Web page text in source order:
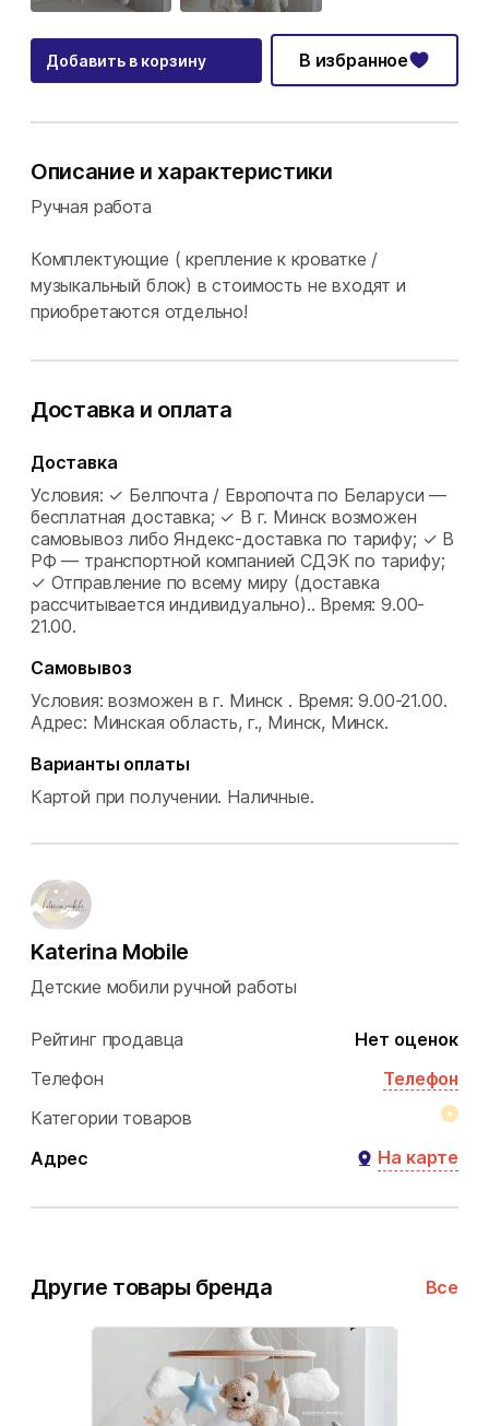
Добавить в корзину В избранное
Описание и характеристики
Ручная работа
Комплектующие ( крепление к кроватке /
музыкальный блок) в стоимость не входят и
приобретаются отдельно!
Доставка и оплата
Доставка
Условия: ✓ Белпочта / Европочта по Беларуси —
бесплатная доставка; ✓ В г. Минск возможен
самовывоз либо Яндекс-доставка по тарифу; ✓ В
РФ — транспортной компанией СДЭК по тарифу;
✓ Отправление по всему миру (доставка
рассчитывается индивидуально).. Время: 9.00-
21.00.
Самовывоз
Условия: возможен в г. Минск . Время: 9.00-21.00.
Адрес: Минская область, г., Минск, Минск.
Варианты оплаты
Картой при получении. Наличные.
Katerina Mobile
Детские мобили ручной работы
Рейтинг продавца
Нет оценок
Телефон
Телефон
Категории товаров
Адрес
На карте
Другие товары бренда Все